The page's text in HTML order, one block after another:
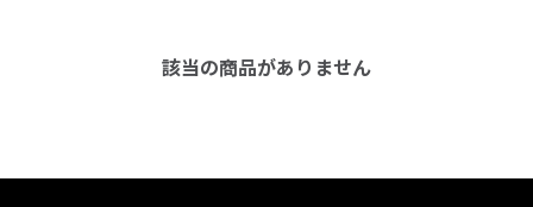
該当の商品がありません